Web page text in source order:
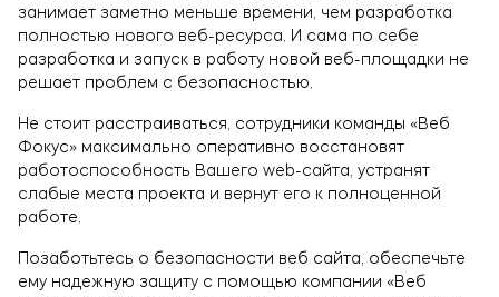
занимает заметно меньше времени, чем разработка
полностью нового веб-ресурса. И сама по себе
разработка и запуск в работу новой веб-площадки не
решает проблем с безопасностью.
Не стоит расстраиваться, сотрудники команды «Веб
Фокус» максимально оперативно восстановят
работоспособность Вашего web-сайта, устранят
слабые места проекта и вернут его к полноценной
работе.
Позаботьтесь о безопасности веб сайта, обеспечьте
ему надежную защиту с помощью компании «Веб